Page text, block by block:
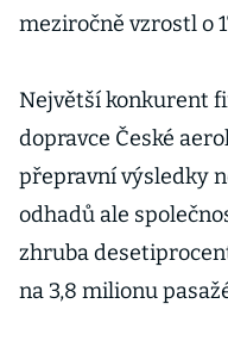
meziročně vzrostl o
Největší konkurent
dopravce České
přepravní výsledky
odhadů ale
zhruba
na 3,8 milionu